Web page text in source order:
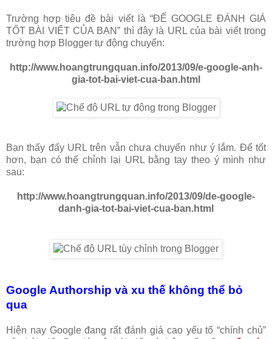
Trường hợp tiêu đề bài viết là “ĐỂ GOOGLE ĐÁNH GIÁ
TỐT BÀI VIẾT CỦA BẠN” thì đây là URL của bài viết trong
trường hợp Blogger tự động chuyển:
http://www.hoangtrungquan.info/2013/09/e-google-anh-
gia-tot-bai-viet-cua-ban.html
Bạn thấy đấy URL trên vẫn chưa chuyển như ý lắm. Để tốt
hơn, bạn có thể chỉnh lại URL bằng tay theo ý mình như
sau:
http://www.hoangtrungquan.info/2013/09/de-google-
danh-gia-tot-bai-viet-cua-ban.html
Google Authorship và xu thế không thể bỏ
qua
Hiện nay Google đang rất đánh giá cao yếu tố “chính chủ”